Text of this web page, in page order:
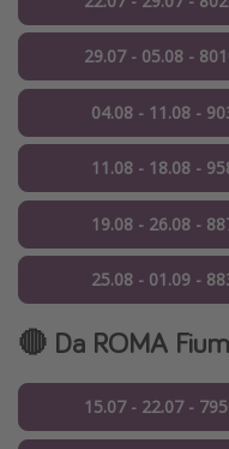
29.07 - 05.08 -
04.08 - 11.08 -
11.08 - 18.08 -
19.08 - 26.08 -
25.08 - 01.09 -
🔴 Da ROMA
15.07 - 22.07 -